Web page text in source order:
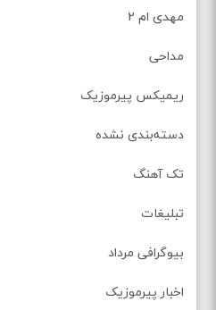
مهدی ام ۲
مداحی
ریمیکس پیرموزیک
دسته‌بندی نشده
تک آهنگ
تبلیغات
بیوگرافی مرداد
اخبار پیرموزیک